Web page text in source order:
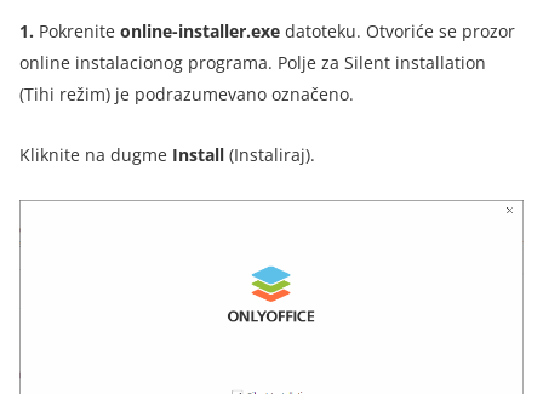
1. Pokrenite online-installer.exe datoteku. Otvoriće se prozor
online instalacionog programa. Polje za Silent installation
(Tihi režim) je podrazumevano označeno.
Kliknite na dugme Install (Instaliraj).